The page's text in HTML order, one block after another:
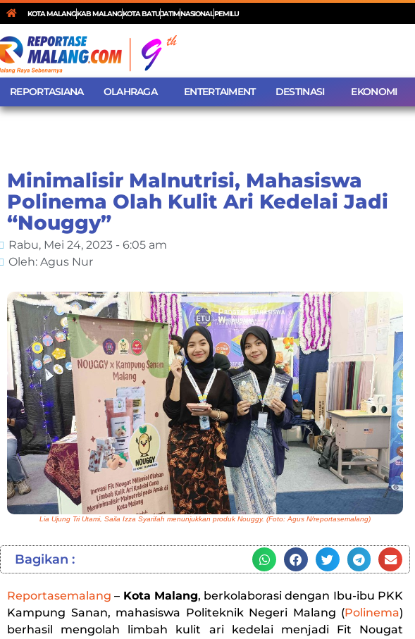
KOTA MALANGKAB MALANGKOTA BATUJATIMNASIONALPEMILU
REPORTASIANA OLAHRAGA ENTERTAIMENT DESTINASI EKONOMI
Minimalisir Malnutrisi, Mahasiswa
Polinema Olah Kulit Ari Kedelai Jadi
“Nouggy”
Rabu, Mei 24, 2023 - 6:05 am
Oleh: Agus Nur
Lia Ujung Tri Utami, Saila Izza Syarifah menunjukkan produk Nouggy. (Foto: Agus N/reportasemalang)
Bagikan :
Reportasemalang – Kota Malang, berkolaborasi dengan Ibu-ibu PKK
Kampung Sanan, mahasiswa Politeknik Negeri Malang (Polinema)
berhasil mengolah limbah kulit ari kedelai menjadi Fit Nougat